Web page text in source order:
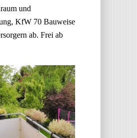
und
KfW 70 Bauweise
ab. Frei ab